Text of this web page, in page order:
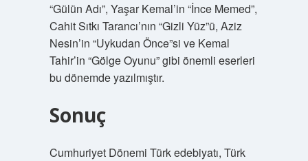
“Gülün Adı”, Yaşar Kemal’in “İnce Memed”,
Cahit Sıtkı Tarancı’nın “Gizli Yüz”ü, Aziz
Nesin’in “Uykudan Önce”si ve Kemal
Tahir’in “Gölge Oyunu” gibi önemli eserleri
bu dönemde yazılmıştır.
Sonuç
Cumhuriyet Dönemi Türk edebiyatı, Türk